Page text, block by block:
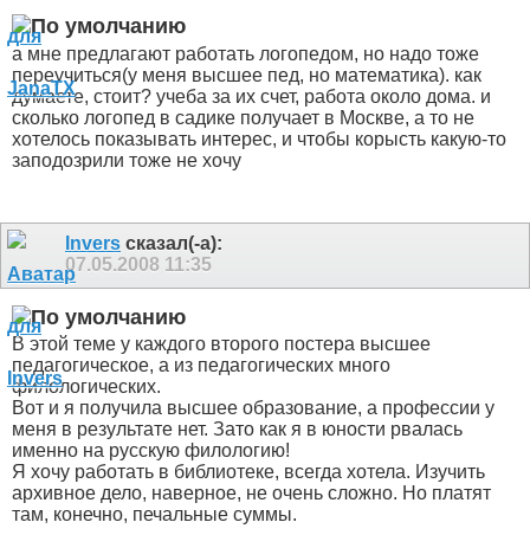
а мне предлагают работать логопедом, но надо тоже
переучиться(у меня высшее пед, но математика). как
думаете, стоит? учеба за их счет, работа около дома. и
сколько логопед в садике получает в Москве, а то не
хотелось показывать интерес, и чтобы корысть какую-то
заподозрили тоже не хочу
Invers сказал(-а):
07.05.2008 11:35
В этой теме у каждого второго постера высшее
педагогическое, а из педагогических много
филологических.
Вот и я получила высшее образование, а профессии у
меня в результате нет. Зато как я в юности рвалась
именно на русскую филологию!
Я хочу работать в библиотеке, всегда хотела. Изучить
архивное дело, наверное, не очень сложно. Но платят
там, конечно, печальные суммы.